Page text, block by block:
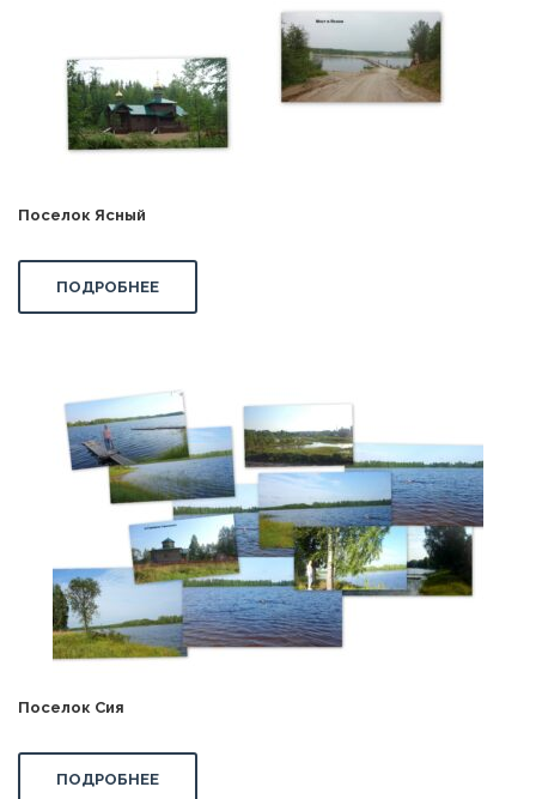
Поселок Ясный
ПОДРОБНЕЕ
Поселок Сия
ПОДРОБНЕЕ